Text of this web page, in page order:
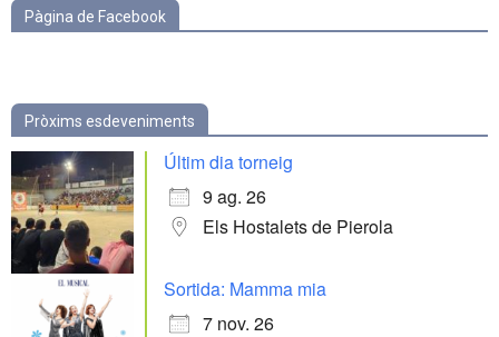
Pàgina de Facebook
Pròxims esdeveniments
Últim dia torneig
9 ag. 26
Els Hostalets de Pierola
Sortida: Mamma mia
7 nov. 26